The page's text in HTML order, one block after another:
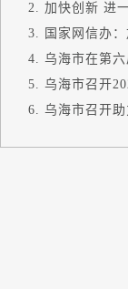
加快创新 进
国家网信办
乌海市在第
乌海市召开
乌海市召开